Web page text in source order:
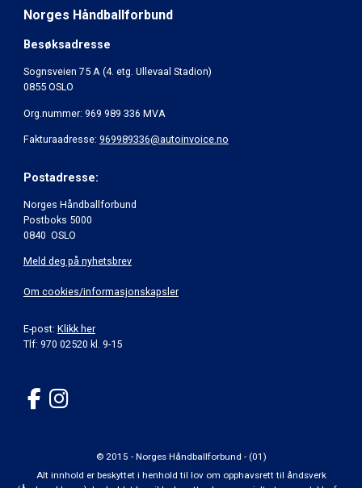
Norges Håndballforbund
Besøksadresse
Sognsveien 75 A (4. etg. Ullevaal Stadion)
0855 OSLO
Org.nummer: 969 989 336 MVA
Fakturaadresse: 969989336@autoinvoice.no
Postadresse:
Norges Håndballforbund
Postboks 5000
0840 OSLO
Meld deg på nyhetsbrev
Om cookies/informasjonskapsler
E-post: Klikk her
Tlf: 970 02520 kl. 9-15
© 2015 - Norges Håndballforbund - (01)
Alt innhold er beskyttet i henhold til lov om opphavsrett til åndsverk